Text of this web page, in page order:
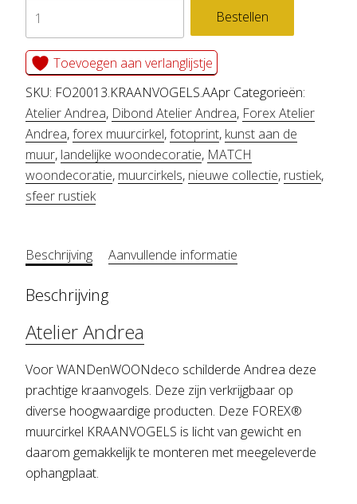
forex
muurcirkel
KRAANVOGELS
aantal
Bestellen
Toevoegen aan verlanglijstje
SKU: FO20013.KRAANVOGELS.AApr Categorieën:
Atelier Andrea, Dibond Atelier Andrea, Forex Atelier
Andrea,forex muurcirkel,fotoprint, kunst aan de
muur, landelijke woondecoratie, MATCH
woondecoratie, muurcirkels, nieuwe collectie, rustiek,
sfeer rustiek
Beschrijving Aanvullende informatie
Beschrijving
Atelier Andrea
Voor WANDenWOONdeco schilderde Andrea deze
prachtige kraanvogels. Deze zijn verkrijgbaar op
diverse hoogwaardige producten. Deze FOREX®
muurcirkel KRAANVOGELS is licht van gewicht en
daarom gemakkelijk te monteren met meegeleverde
ophangplaat.